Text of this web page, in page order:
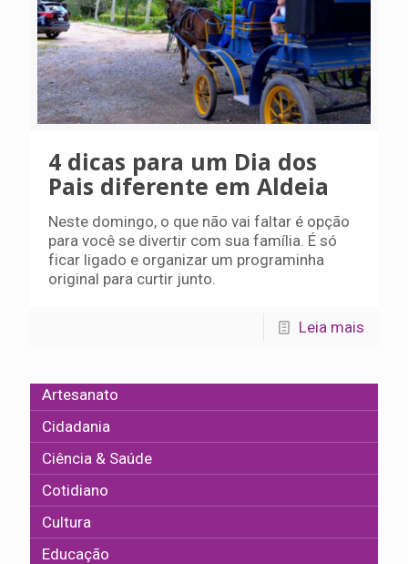
4 dicas para um Dia dos
Pais diferente em Aldeia
Neste domingo, o que não vai faltar é opção
para você se divertir com sua família. É só
ficar ligado e organizar um programinha
original para curtir junto.
Leia mais
Artesanato
Cidadania
Ciência & Saúde
Cotidiano
Cultura
Educação